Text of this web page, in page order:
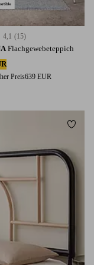
Flachgewebeteppich
Preis639 EUR
auf 15 Bewertungen
4,1 (15)
Zu